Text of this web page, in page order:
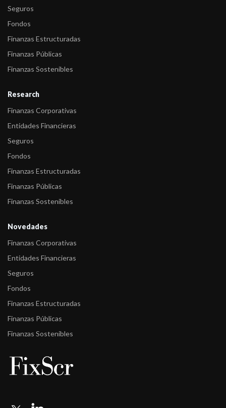
Seguros
Fondos
Finanzas Estructuradas
Finanzas Públicas
Finanzas Sostenibles
Research
Finanzas Corporativas
Entidades Financieras
Seguros
Fondos
Finanzas Estructuradas
Finanzas Públicas
Finanzas Sostenibles
Novedades
Finanzas Corporativas
Entidades Financieras
Seguros
Fondos
Finanzas Estructuradas
Finanzas Públicas
Finanzas Sostenibles